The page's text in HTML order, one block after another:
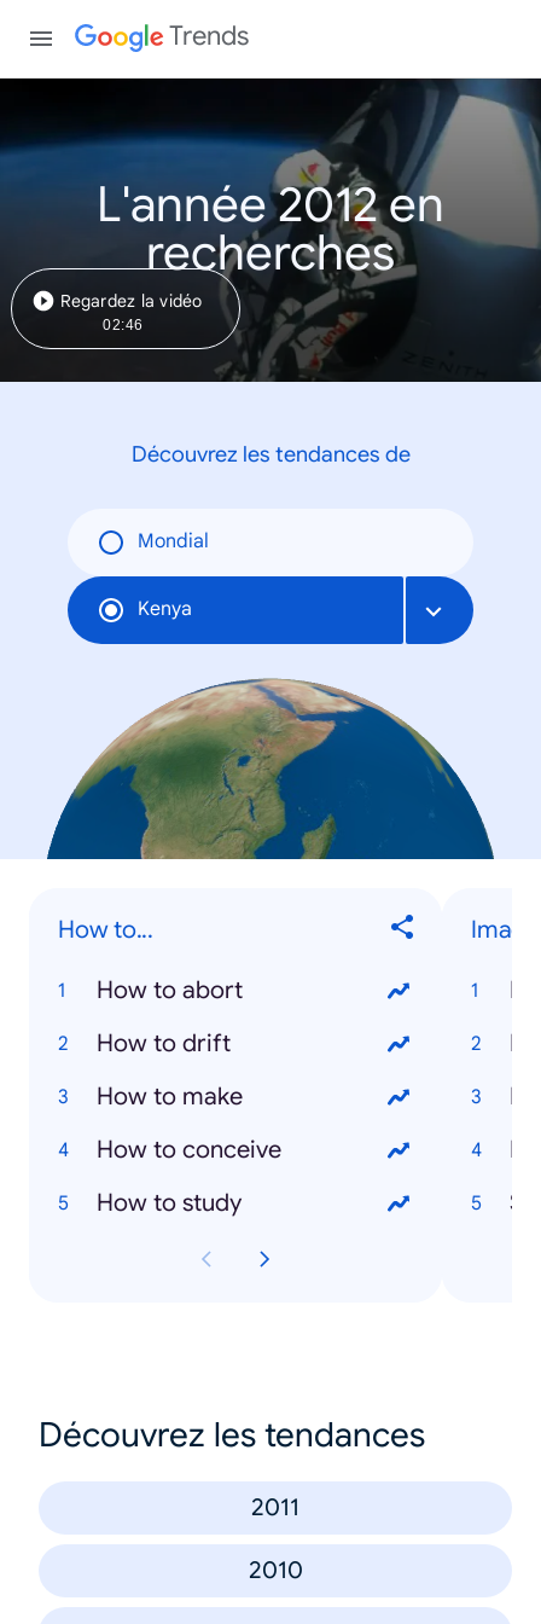
Trends
L'année 2012 en
recherches
Regardez la vidéo
02:46
Découvrez les tendances de
Mondial
Kenya
How to...
How to abort
How to drift
How to make
How to conceive
How to study
Découvrez les tendances
2011
2010